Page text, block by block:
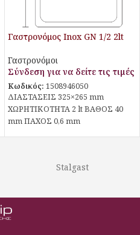
Γαστρονόμος Inox GN 1/2 2lt
Γαστρονόμοι
Σύνδεση για να δείτε τις τιμές
Κωδικός: 1508946050
ΔΙΑΣΤΑΣΕΙΣ 325×265 mm
ΧΩΡΗΤΙΚΟΤΗΤΑ 2 lt ΒΑΘΟΣ 40
mm ΠΑΧΟΣ 0,6 mm
Stalgast